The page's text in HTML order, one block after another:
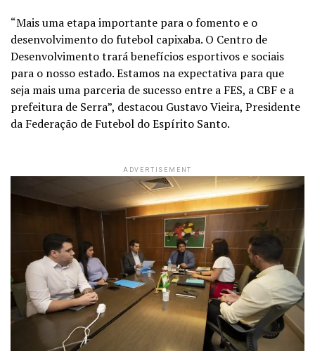
“Mais uma etapa importante para o fomento e o
desenvolvimento do futebol capixaba. O Centro de
Desenvolvimento trará benefícios esportivos e sociais
para o nosso estado. Estamos na expectativa para que
seja mais uma parceria de sucesso entre a FES, a CBF e a
prefeitura de Serra”, destacou Gustavo Vieira, Presidente
da Federação de Futebol do Espírito Santo.
ADVERTISEMENT